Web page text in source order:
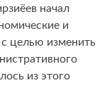
начал
и
целью изменить
из этого